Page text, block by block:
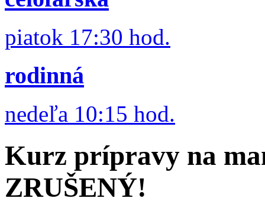
piatok 17:30 hod.
rodinná
nedeľa 10:15 hod.
Kurz prípravy na
ZRUŠENÝ!